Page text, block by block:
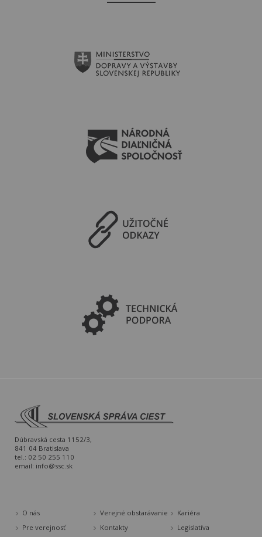
Dúbravská cesta 1152/3,
841 04 Bratislava
tel.: 02 50 255 110
email: info@ssc.sk
O nás Verejné obstarávanie
Kariéra
Pre verejnosť
Kontakty Legislatíva